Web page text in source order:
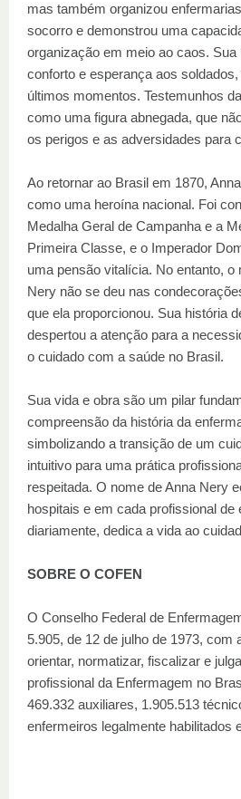
mas também organizou
socorro e demonstrou uma
organização em meio ao caos.
conforto e esperança aos
últimos momentos. Testemunhos
como uma figura abnegada, que
os perigos e as adversidades para
Ao retornar ao Brasil em 1870,
como uma heroína nacional. Foi
Medalha Geral de Campanha e a
Primeira Classe, e o Imperador
uma pensão vitalícia. No entanto, o
Nery não se deu nas
que ela proporcionou. Sua história
despertou a atenção para a
o cuidado com a saúde no Brasil.
Sua vida e obra são um pilar
compreensão da história da
simbolizando a transição de um
intuitivo para uma prática
respeitada. O nome de Anna Nery
hospitais e em cada profissional de
diariamente, dedica a vida ao
SOBRE O COFEN
O Conselho Federal de
5.905, de 12 de julho de 1973, com
orientar, normatizar, fiscalizar e
profissional da Enfermagem no
469.332 auxiliares, 1.905.513
enfermeiros legalmente habilitados